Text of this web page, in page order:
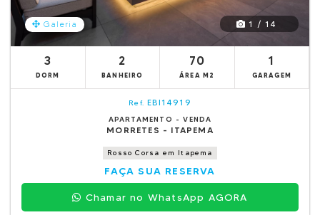
Galeria 1 / 14
3
DORM
2
BANHEIRO
70
ÁREA M2
1
GARAGEM
Ref. EBI14919
APARTAMENTO - VENDA
MORRETES - ITAPEMA
Rosso Corsa em Itapema
FAÇA SUA RESERVA
Chamar no WhatsApp AGORA